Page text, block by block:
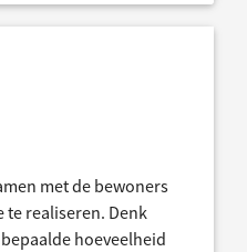
met de bewoners
te realiseren. Denk
hoeveelheid